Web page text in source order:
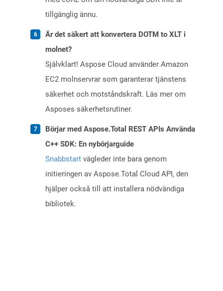
tillgänglig ännu.
Är det säkert att konvertera DOTM to XLT i
molnet?
Självklart! Aspose Cloud använder Amazon
EC2 molnservrar som garanterar tjänstens
säkerhet och motståndskraft. Läs mer om
Asposes säkerhetsrutiner.
Börjar med Aspose.Total REST APIs Använda
C++ SDK: En nybörjarguide
Snabbstart vägleder inte bara genom
initieringen av Aspose.Total Cloud API, den
hjälper också till att installera nödvändiga
bibliotek.